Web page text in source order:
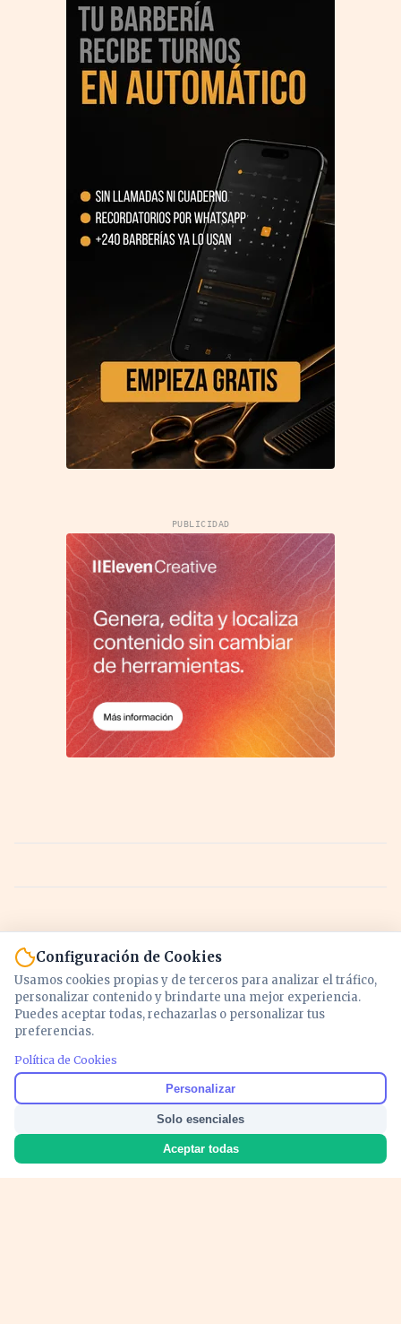
PUBLICIDAD
Noticias y análisis de economía, mercados,
inversión y política. Información actualizada
para entender lo que mueve tu dinero y tu
país.
Configuración de Cookies
Usamos cookies propias y de terceros para analizar el tráfico,
personalizar contenido y brindarte una mejor experiencia.
Puedes aceptar todas, rechazarlas o personalizar tus
preferencias.
Política de Cookies
Personalizar
Solo esenciales
Aceptar todas